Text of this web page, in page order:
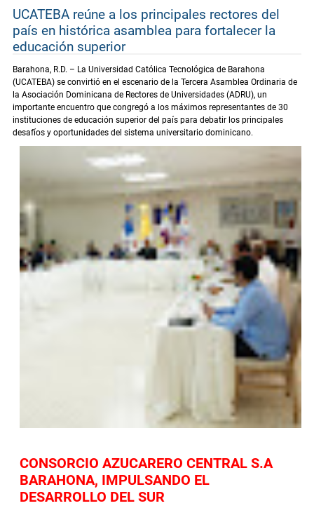
UCATEBA reúne a los principales rectores del
país en histórica asamblea para fortalecer la
educación superior
Barahona, R.D. – La Universidad Católica Tecnológica de Barahona
(UCATEBA) se convirtió en el escenario de la Tercera Asamblea Ordinaria de
la Asociación Dominicana de Rectores de Universidades (ADRU), un
importante encuentro que congregó a los máximos representantes de 30
instituciones de educación superior del país para debatir los principales
desafíos y oportunidades del sistema universitario dominicano.
CONSORCIO AZUCARERO CENTRAL S.A
BARAHONA, IMPULSANDO EL
DESARROLLO DEL SUR